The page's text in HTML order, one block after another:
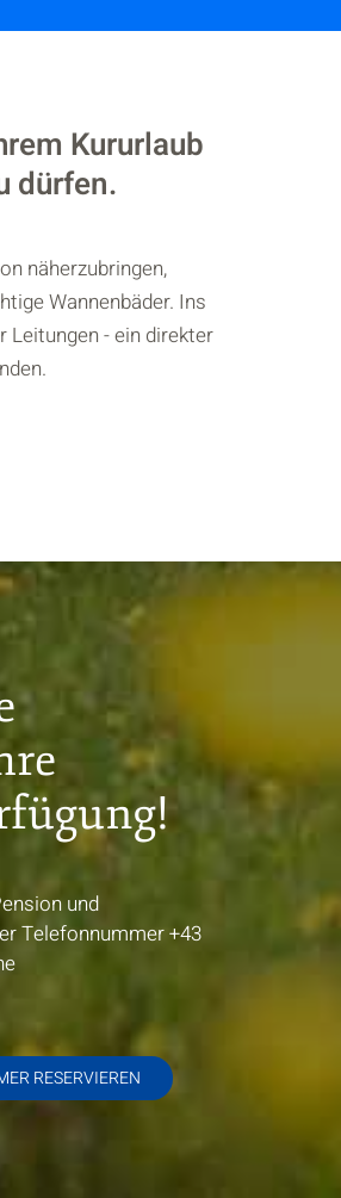
Kururlaub
dürfen.
näherzubringen,
Wannenbäder. Ins
Leitungen - ein direkter
und
Telefonnummer+43
RESERVIEREN